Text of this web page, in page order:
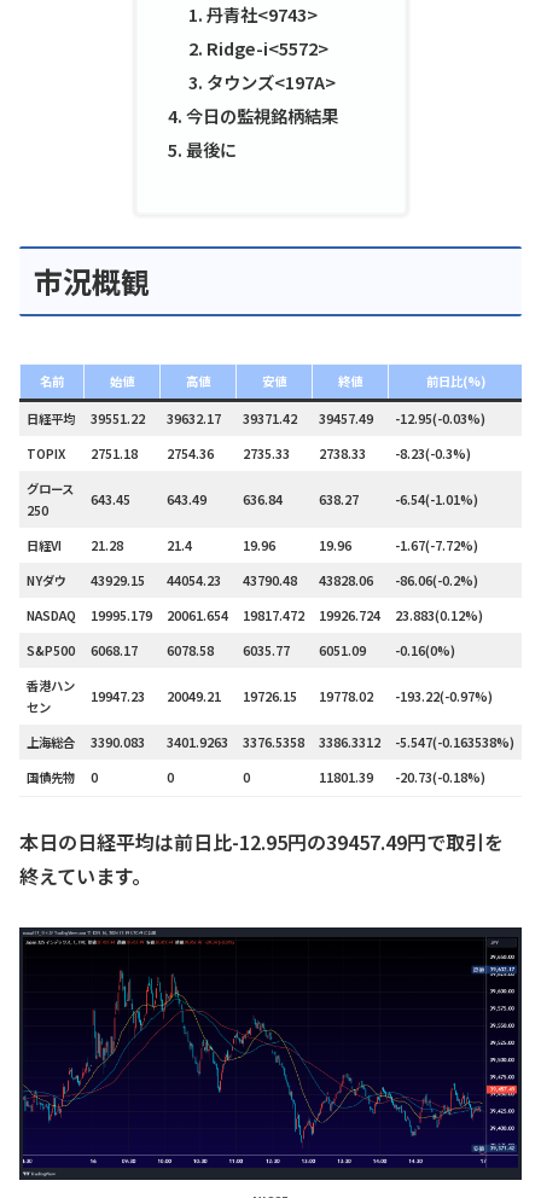
丹青社<9743>
Ridge-i<5572>
タウンズ<197A>
今日の監視銘柄結果
最後に
市況概観
名前 始値 高値 安値 終値 前日比(%)
日経平均 39551.22 39632.17 39371.42 39457.49 -12.95(-0.03%)
TOPIX
2751.18 2754.36 2735.33 2738.33 -8.23(-0.3%)
グロース
250
643.45 643.49 636.84 638.27 -6.54(-1.01%)
日経VI 21.28 21.4 19.96 19.96 -1.67(-7.72%)
NYダウ
43929.15 44054.23 43790.48 43828.06 -86.06(-0.2%)
NASDAQ
19995.179 20061.654 19817.472 19926.724 23.883(0.12%)
S&P500
6068.17 6078.58 6035.77 6051.09 -0.16(0%)
香港ハン
セン
19947.23 20049.21 19726.15 19778.02 -193.22(-0.97%)
上海総合 3390.083 3401.9263 3376.5358 3386.3312 -5.547(-0.163538%)
国債先物
0 0 0 11801.39 -20.73(-0.18%)
本日の日経平均は前日比-12.95円の39457.49円で取引を
終えています。